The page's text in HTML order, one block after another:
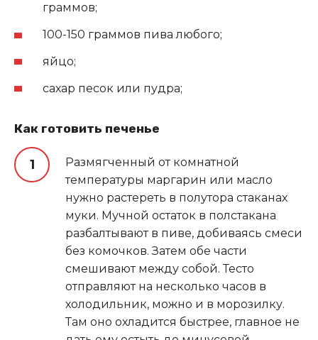
граммов;
100-150 граммов пива любого;
яйцо;
сахар песок или пудра;
Как готовить печенье
Размягченный от комнатной
температуры маргарин или масло
нужно растереть в полутора стаканах
муки. Мучной остаток в полстакана
разбалтывают в пиве, добиваясь смеси
без комочков. Затем обе части
смешивают между собой. Тесто
отправляют на несколько часов в
холодильник, можно и в морозилку.
Там оно охладится быстрее, главное не